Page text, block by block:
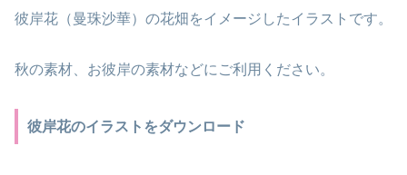
彼岸花（曼珠沙華）の花畑をイメージしたイラストです。
秋の素材、お彼岸の素材などにご利用ください。
彼岸花のイラストをダウンロード